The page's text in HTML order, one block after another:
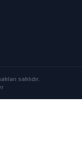
saklıdır.